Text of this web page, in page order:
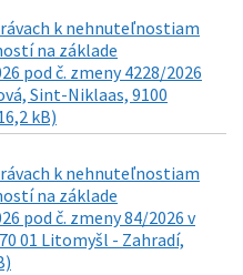
k nehnuteľnostiam
na základe
pod č. zmeny 4228/2026
Sint-Niklaas, 9100
kB)
k nehnuteľnostiam
na základe
pod č. zmeny 84/2026 v
01 Litomyšl - Zahradí,